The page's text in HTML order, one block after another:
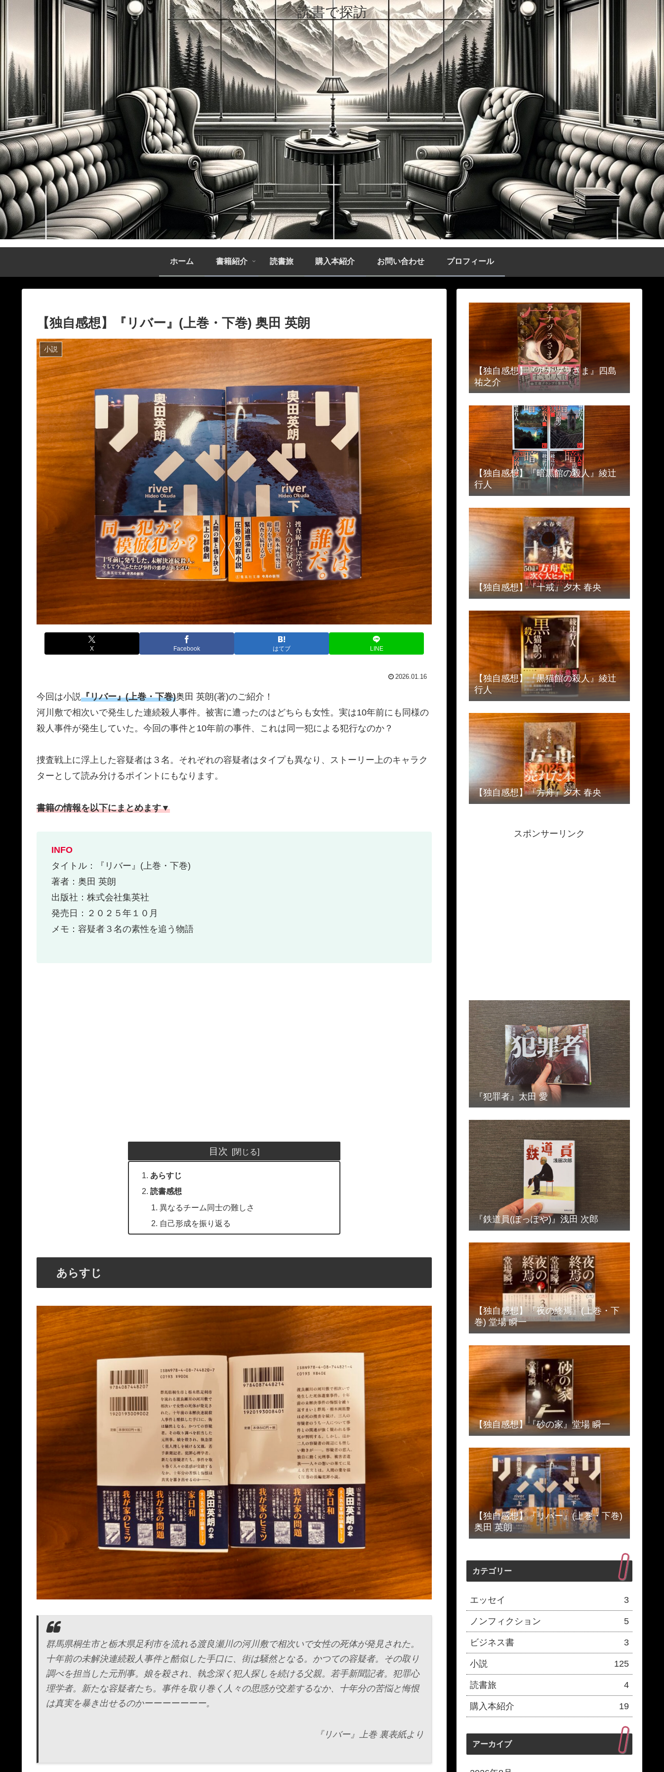
読書で探訪
ホーム 書籍紹介 読書旅 購入本紹介 お問い合わせ プロフィール
【独自感想】『リバー』(上巻・下巻) 奥田 英朗
小説
X Facebook はてブ LINE
2026.01.16
今回は小説『リバー』(上巻・下巻)奥田 英朗(著)のご紹介！
河川敷で相次いで発生した連続殺人事件。被害に遭ったのはどちらも女性。実は10年前にも同様の
殺人事件が発生していた。今回の事件と10年前の事件、これは同一犯による犯行なのか？
捜査戦上に浮上した容疑者は３名。それぞれの容疑者はタイプも異なり、ストーリー上のキャラク
ターとして読み分けるポイントにもなります。
書籍の情報を以下にまとめます▼
INFO
タイトル：『リバー』(上巻・下巻)
著者：奥田 英朗
出版社：株式会社集英社
発売日：２０２５年１０月
メモ：容疑者３名の素性を追う物語
目次
あらすじ
読書感想
異なるチーム同士の難しさ
自己形成を振り返る
あらすじ
群馬県桐生市と栃木県足利市を流れる渡良瀬川の河川敷で相次いで女性の死体が発見された。
十年前の未解決連続殺人事件と酷似した手口に、街は騒然となる。かつての容疑者。その取り
調べを担当した元刑事。娘を殺され、執念深く犯人探しを続ける父親。若手新聞記者。犯罪心
理学者。新たな容疑者たち。事件を取り巻く人々の思惑が交差するなか、十年分の苦悩と悔恨
は真実を暴き出せるのかーーーーーーー。
『リバー』上巻 裏表紙より
【独自感想】『アナヅラさま』四島
祐之介
【独自感想】『暗黒館の殺人』綾辻
行人
【独自感想】『十戒』夕木 春央
【独自感想】『黒猫館の殺人』綾辻
行人
【独自感想】『方舟』夕木 春央
スポンサーリンク
『犯罪者』太田 愛
『鉄道員(ぽっぽや)』浅田 次郎
【独自感想】『夜の終焉』(上巻・下
巻) 堂場 瞬一
【独自感想】『砂の家』堂場 瞬一
【独自感想】『リバー』(上巻・下巻)
奥田 英朗
カテゴリー
エッセイ 3
ノンフィクション 5
ビジネス書 3
小説 125
読書旅 4
購入本紹介 19
アーカイブ